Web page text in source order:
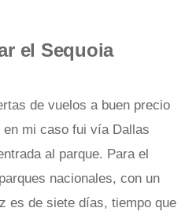
el Sequoia
de vuelos a buen precio
en mi caso fui vía Dallas
al parque. Para el
nacionales, con un
es de siete días, tiempo que